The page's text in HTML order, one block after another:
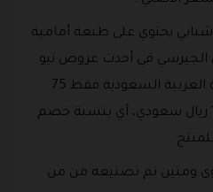
يحتوي على طبعة أمامية
في أحدث عروض نيو
بالانس 2026 في المملكة العربية السعودية فقط 75
ريال سعودي بدلاً من 149 ريال سعودي، أي بنسبة خصم
ومتين تم تصنيعه من من